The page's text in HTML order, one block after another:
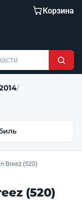
Корзина
/
Breez (520)
(520)